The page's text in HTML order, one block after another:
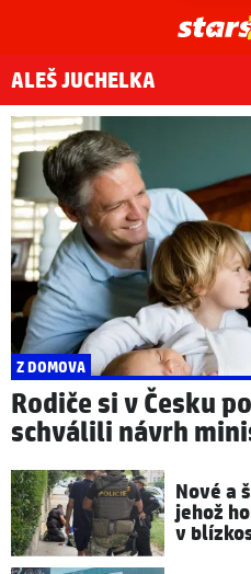
ALEŠ JUCHELKA
Z DOMOVA
Rodiče si v Česku
schválili návrh
Nové a
jehož
v